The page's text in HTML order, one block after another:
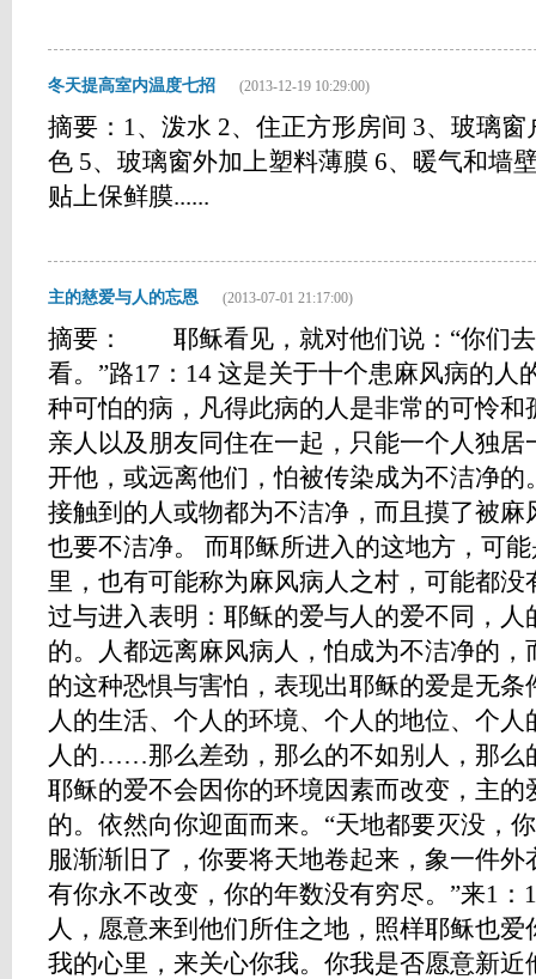
冬天提高室内温度七招 (2013-12-19 10:29:00)
摘要：1、泼水 2、住正方形房间 3、玻璃
色 5、玻璃窗外加上塑料薄膜 6、暖气和墙
贴上保鲜膜......
主的慈爱与人的忘恩 (2013-07-01 21:17:00)
摘要： 耶稣看见，就对他们说：“你们去
看。”路17：14 这是关于十个患麻风病的人
种可怕的病，凡得此病的人是非常的可怜
亲人以及朋友同住在一起，只能一个人独
开他，或远离他们，怕被传染成为不洁净
接触到的人或物都为不洁净，而且摸了被
也要不洁净。 而耶稣所进入的这地方，可
里，也有可能称为麻风病人之村，可能都
过与进入表明：耶稣的爱与人的爱不同，
的。人都远离麻风病人，怕成为不洁净的
的这种恐惧与害怕，表现出耶稣的爱是无
人的生活、个人的环境、个人的地位、个
人的……那么差劲，那么的不如别人，那么
耶稣的爱不会因你的环境因素而改变，主
的。依然向你迎面而来。“天地都要灭没，
服渐渐旧了，你要将天地卷起来，象一件
有你永不改变，你的年数没有穷尽。”来1：
人，愿意来到他们所住之地，照样耶稣也
我的心里，来关心你我。你我是否愿意新